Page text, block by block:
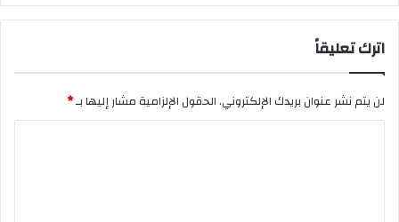
اترك تعليقاً
لن يتم نشر عنوان بريدك الإلكتروني.الحقول الإلزامية مشار إليها بـ*